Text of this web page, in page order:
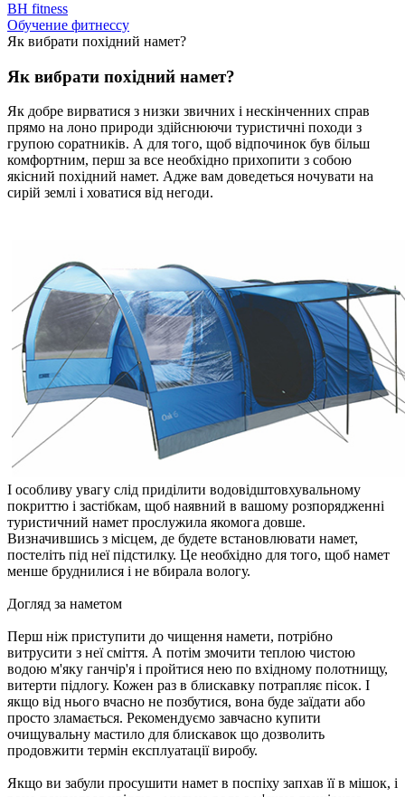
BH fitness
Обучение фитнессу
Як вибрати похідний намет?
Як вибрати похідний намет?
Як добре вирватися з низки звичних і нескінченних справ
прямо на лоно природи здійснюючи туристичні походи з
групою соратників. А для того, щоб відпочинок був більш
комфортним, перш за все необхідно прихопити з собою
якісний похідний намет. Адже вам доведеться ночувати на
сирій землі і ховатися від негоди.
І особливу увагу слід приділити водовідштовхувальному
покриттю і застібкам, щоб наявний в вашому розпорядженні
туристичний намет прослужила якомога довше.
Визначившись з місцем, де будете встановлювати намет,
постеліть під неї підстилку. Це необхідно для того, щоб намет
менше бруднилися і не вбирала вологу.
Догляд за наметом
Перш ніж приступити до чищення намети, потрібно
витрусити з неї сміття. А потім змочити теплою чистою
водою м'яку ганчір'я і пройтися нею по вхідному полотнищу,
витерти підлогу. Кожен раз в блискавку потрапляє пісок. І
якщо від нього вчасно не позбутися, вона буде заїдати або
просто зламається. Рекомендуємо завчасно купити
очищувальну мастило для блискавок що дозволить
продовжити термін експлуатації виробу.
Якщо ви забули просушити намет в поспіху запхав її в мішок, і